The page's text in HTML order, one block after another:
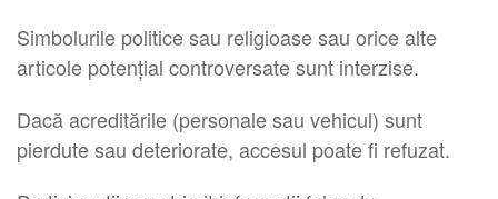
Simbolurile politice sau religioase sau orice alte
articole potențial controversate sunt interzise.
Dacă acreditările (personale sau vehicul) sunt
pierdute sau deteriorate, accesul poate fi refuzat.